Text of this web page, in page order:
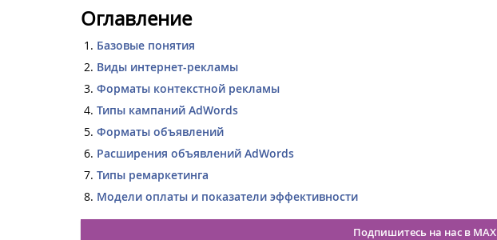
Оглавление
Базовые понятия
Виды интернет-рекламы
Форматы контекстной рекламы
Типы кампаний AdWords
Форматы объявлений
Расширения объявлений AdWords
Типы ремаркетинга
Модели оплаты и показатели эффективности
Подпишитесь на нас в MAX